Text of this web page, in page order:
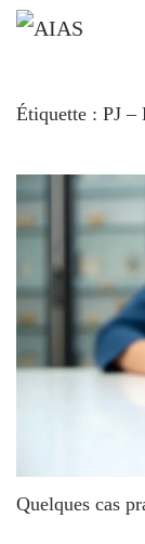
Étiquette : PJ –
Quelques cas